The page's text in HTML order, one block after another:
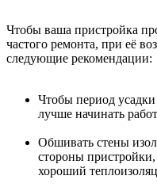
Чтобы ваша пристройка
частого ремонта, при её
следующие рекомендации:
Чтобы период
лучше начинать
Обшивать стены
стороны пристройки,
хороший